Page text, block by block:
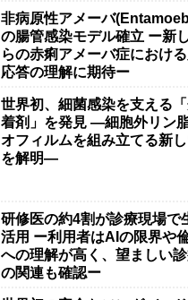
非病原性アメーバ
の腸管感染モデル確立 ー新
らの赤痢アメーバ症におけ
応答の理解に期待ー
世界初、細菌感染を支える
着剤」を発見 ―細胞外リン
オフィルムを組み立てる新
を解明―
研修医の約4割が診療現場で
活用 ー利用者はAIの限界や
への理解が高く、望ましい
の関連も確認ー